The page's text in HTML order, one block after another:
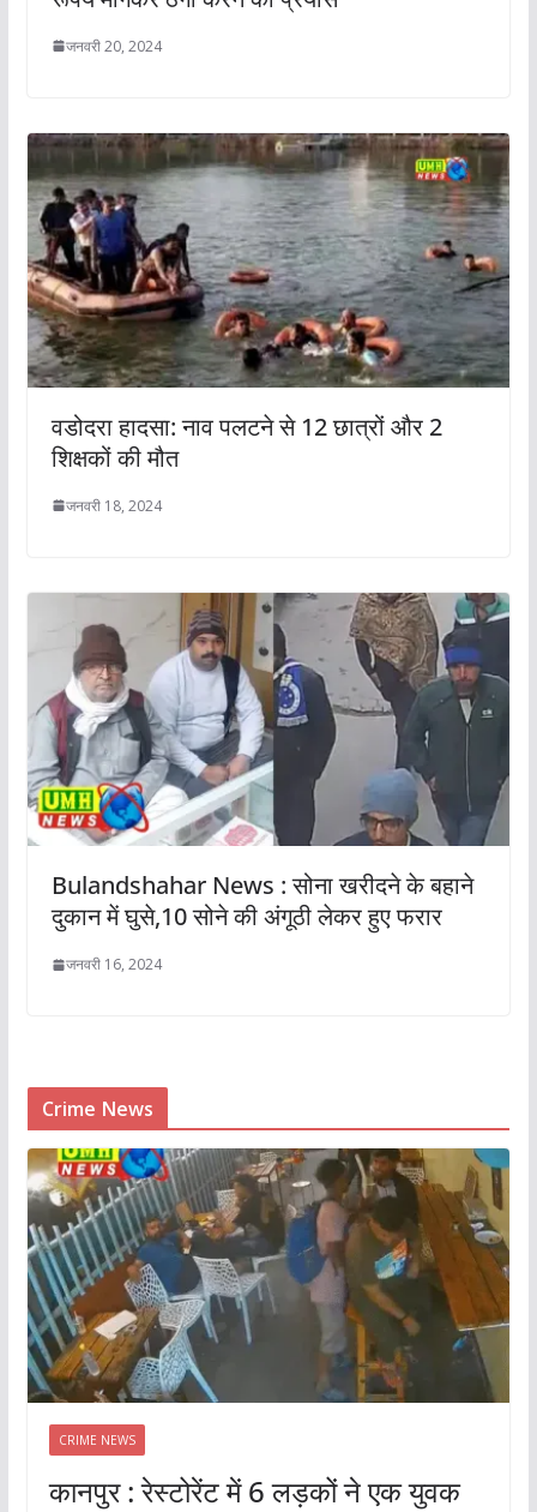
जनवरी 20, 2024
वडोदरा हादसा: नाव पलटने से 12 छात्रों और 2
शिक्षकों की मौत
जनवरी 18, 2024
Bulandshahar News : सोना खरीदने के बहाने
दुकान में घुसे,10 सोने की अंगूठी लेकर हुए फरार
जनवरी 16, 2024
Crime News
CRIME NEWS
कानपुर : रेस्टोरेंट में 6 लड़कों ने एक युवक